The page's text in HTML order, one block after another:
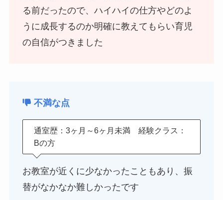
る前だったので、ハイハイの仕方やどのよ
うに成長するのか明確に教えてもらい育児
の自信がつきました
不満な点
通室歴：3ヶ月～6ヶ月未満 経験クラス：
Bの方
お教室が近くに少なかったこともあり、振
替がなかなか難しかったです